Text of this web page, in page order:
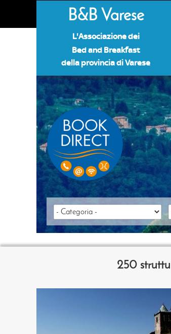
B&B Varese
250
L'Associazione dei
Bed and Breakfast
della provincia di Varese